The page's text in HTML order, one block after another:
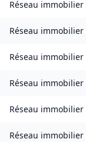
Réseau immobilier
Réseau immobilier
Réseau immobilier
Réseau immobilier
Réseau immobilier
Réseau immobilier